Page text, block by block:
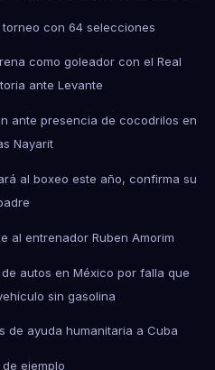
torneo con 64 selecciones
como goleador con el Real
ante Levante
ante presencia de cocodrilos en
Nayarit
al boxeo este año, confirma su
al entrenador Ruben Amorim
autos en México por falla que
sin gasolina
de ayuda humanitaria a Cuba
ejemplo